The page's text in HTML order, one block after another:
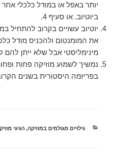
יותר באפל או במודל כלכלי
ביוטיוב. או סעיף 4.
יוטיוב עשויים בקרוב
את המומנטום ולהכניס מודל
מינימליסטי אבל שלא ייתן להם
נמשיך לשמוע מוזיקה פחות
בפריזמה היסטורית בשנים
קטגוריות
גילויים מגולמים במוזיקה,הגיגי